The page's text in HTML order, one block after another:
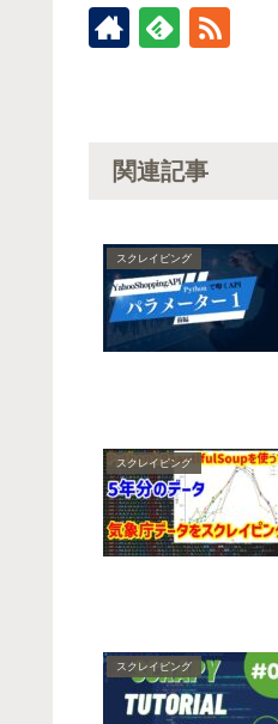
関連記事
スクレイピング
スクレイピング
スクレイピング